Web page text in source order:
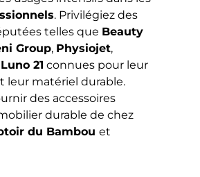
. Privilégiez des
telles que Beauty
Group, Physiojet,
Luno 21 connues pour leur
leur matériel durable.
des accessoires
durable de chez
du Bambou et